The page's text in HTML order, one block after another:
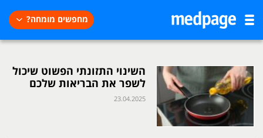
מחפשים מומחה?
השינוי התזונתי הפשוט שיכול
לשפר את הבריאות שלכם
23.04.2025